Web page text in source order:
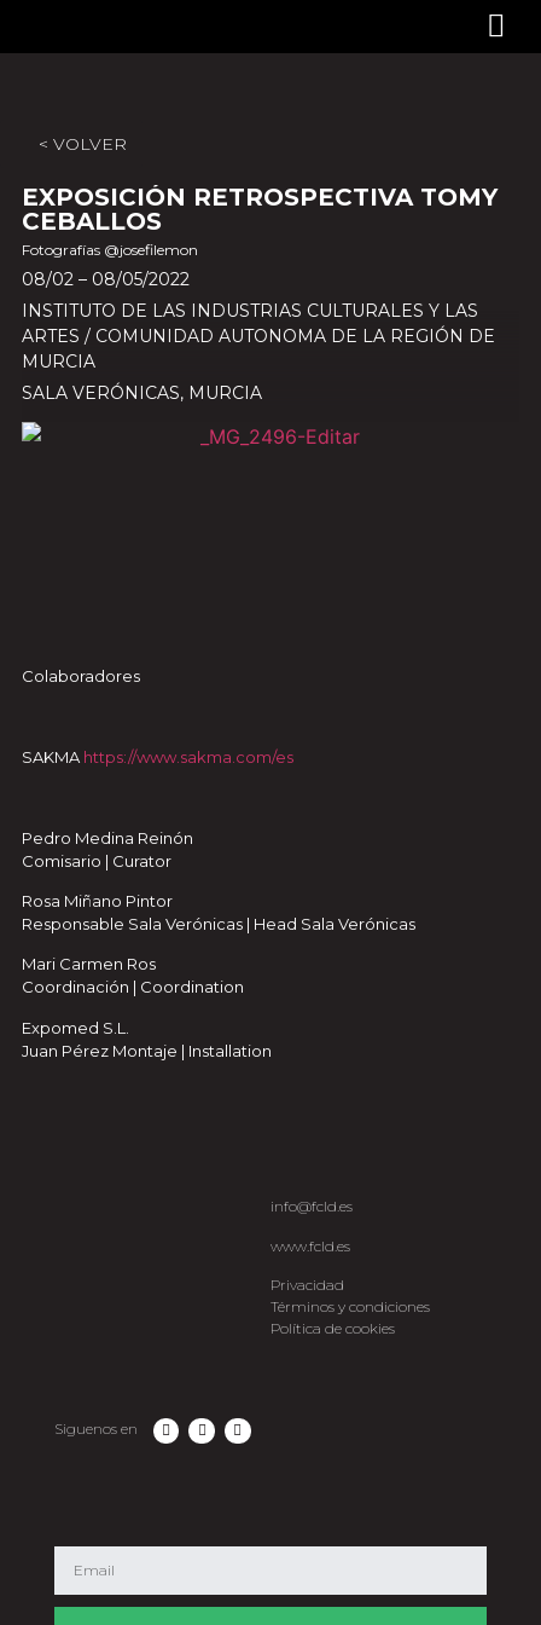
< VOLVER
EXPOSICIÓN RETROSPECTIVA TOMY
CEBALLOS
Fotografías @josefilemon
08/02 – 08/05/2022
INSTITUTO DE LAS INDUSTRIAS CULTURALES Y LAS
ARTES / COMUNIDAD AUTONOMA DE LA REGIÓN DE
MURCIA
SALA VERÓNICAS, MURCIA
Colaboradores
SAKMA https://www.sakma.com/es
Pedro Medina Reinón
Comisario | Curator
Rosa Miñano Pintor
Responsable Sala Verónicas | Head Sala Verónicas
Mari Carmen Ros
Coordinación | Coordination
Expomed S.L.
Juan Pérez Montaje | Installation
info@fcld.es
www.fcld.es
Privacidad
Términos y condiciones
Política de cookies
Siguenos en